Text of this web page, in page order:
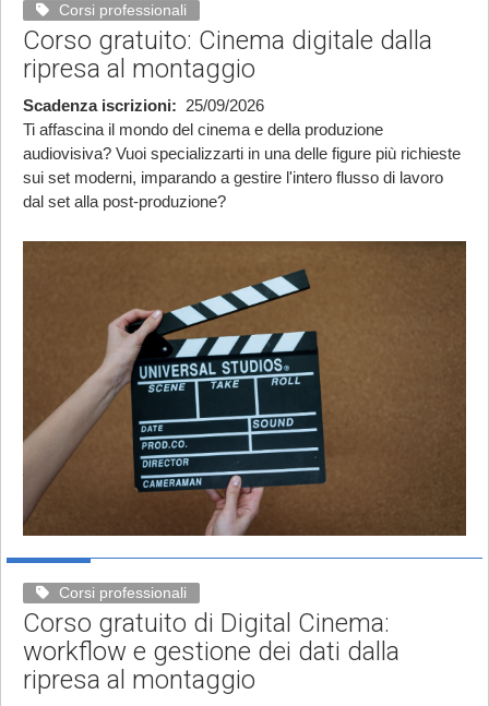
Corsi professionali
Corso gratuito: Cinema digitale dalla
ripresa al montaggio
Scadenza iscrizioni
25/09/2026
Ti affascina il mondo del cinema e della produzione
audiovisiva? Vuoi specializzarti in una delle figure più richieste
sui set moderni, imparando a gestire l'intero flusso di lavoro
dal set alla post-produzione?
Corsi professionali
Corso gratuito di Digital Cinema:
workflow e gestione dei dati dalla
ripresa al montaggio